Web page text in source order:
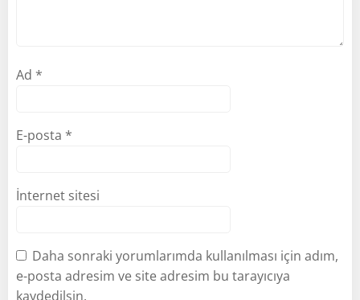
Ad *
E-posta *
İnternet sitesi
Daha sonraki yorumlarımda kullanılması için adım,
e-posta adresim ve site adresim bu tarayıcıya
kaydedilsin.